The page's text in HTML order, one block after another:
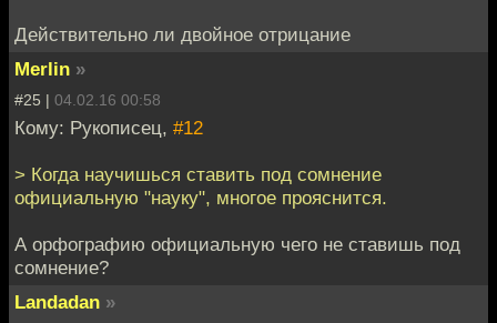
Действительно ли двойное отрицание
Merlin »
#25 | 04.02.16 00:58
Кому: Рукописец, #12
> Когда научишься ставить под сомнение
официальную "науку", многое прояснится.
А орфографию официальную чего не ставишь под
сомнение?
Landadan »